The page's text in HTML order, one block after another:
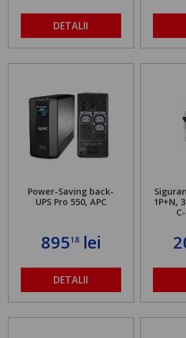
DETALII
Power-Saving back-
UPS Pro 550, APC
89518lei
DETALII
1P+N,